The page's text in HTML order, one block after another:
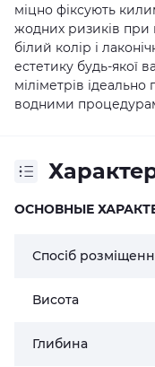
міцно фіксують
жодних ризиків при
білий колір і
естетику будь-якої
міліметрів
водними
ОСНОВНЫЕ
Спосіб
Висота
Глибина